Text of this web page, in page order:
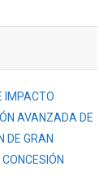
IMPACTO
AVANZADA DE
DE GRAN